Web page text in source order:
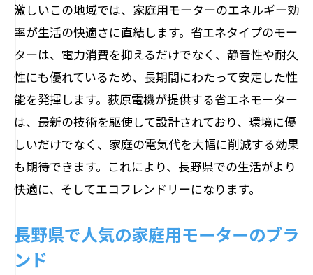
激しいこの地域では、家庭用モーターのエネルギー効
率が生活の快適さに直結します。省エネタイプのモー
ターは、電力消費を抑えるだけでなく、静音性や耐久
性にも優れているため、長期間にわたって安定した性
能を発揮します。荻原電機が提供する省エネモーター
は、最新の技術を駆使して設計されており、環境に優
しいだけでなく、家庭の電気代を大幅に削減する効果
も期待できます。これにより、長野県での生活がより
快適に、そしてエコフレンドリーになります。
長野県で人気の家庭用モーターのブラ
ンド